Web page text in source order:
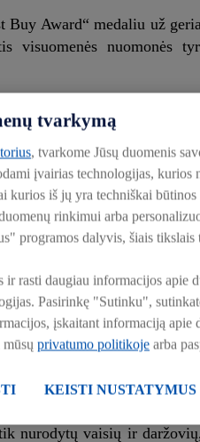
Award“ medaliu už
visuomenės nuomonės
nurodyti, kuris prekybos
atsakydami į šį klausimą
dažnai
rasti ir „Geradarių
vartojimo prekių
nurodytų vaisių ir
tvarkymą
, tvarkome Jūsų duomenis
įvairias technologijas, kurios
iš jų yra techniškai būtinos
rinkimui arba
programos dalyvis, šiais tikslais
rasti daugiau informacijos apie
Pasirinkę "Sutinku",
įskaitant informaciją apie
mūsų privatumo politikoje arba
KEISTI NUSTATYMUS